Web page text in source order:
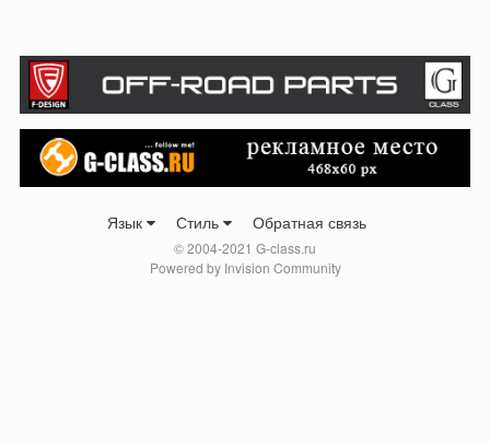
Язык Стиль Обратная связь
© 2004-2021 G-class.ru
Powered by Invision Community